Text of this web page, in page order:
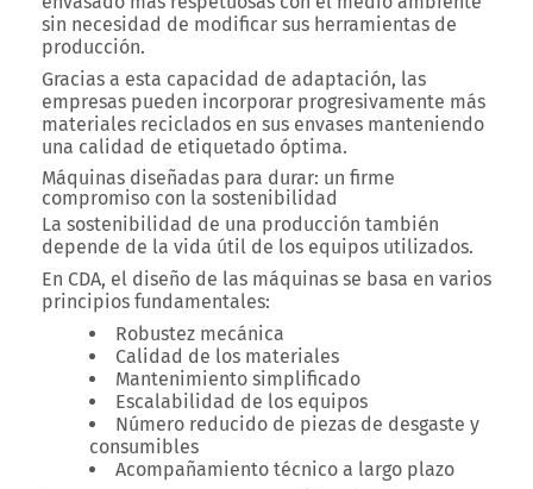
sin necesidad de modificar sus herramientas de
producción.
Gracias a esta capacidad de adaptación, las
empresas pueden incorporar progresivamente más
materiales reciclados en sus envases manteniendo
una calidad de etiquetado óptima.
Máquinas diseñadas para durar: un firme
compromiso con la sostenibilidad
La sostenibilidad de una producción también
depende de la vida útil de los equipos utilizados.
En CDA, el diseño de las máquinas se basa en varios
principios fundamentales:
Robustez mecánica
Calidad de los materiales
Mantenimiento simplificado
Escalabilidad de los equipos
Número reducido de piezas de desgaste y
consumibles
Acompañamiento técnico a largo plazo